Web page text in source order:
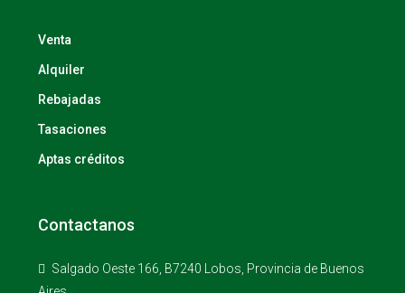
Venta
Alquiler
Rebajadas
Tasaciones
Aptas créditos
Contactanos
Salgado Oeste 166, B7240 Lobos, Provincia de Buenos